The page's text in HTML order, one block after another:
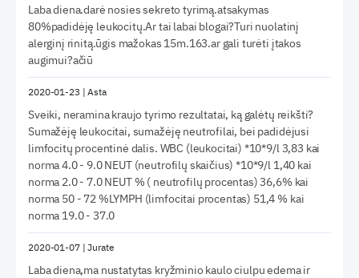
Laba diena.darė nosies sekreto tyrimą.atsakymas
80%padidėję leukocitų.Ar tai labai blogai?Turi nuolatinį
alerginį rinitą.ūgis mažokas 15m.163.ar gali turėti įtakos
augimui?ačiū
2020-01-23 |Asta
Sveiki, neramina kraujo tyrimo rezultatai, ką galėtų reikšti?
Sumažėję leukocitai, sumažėję neutrofilai, bei padidėjusi
limfocitų procentinė dalis. WBC (leukocitai) *10*9/l 3,83 kai
norma 4.0 - 9.0 NEUT (neutrofilų skaičius) *10*9/l 1,40 kai
norma 2.0 - 7.0 NEUT % ( neutrofilų procentas) 36,6% kai
norma 50 - 72 %LYMPH (limfocitai procentas) 51,4 % kai
norma 19.0 - 37.0
2020-01-07|Jurate
Laba diena,ma nustatytas kryžminio kaulo ciulpu edema ir